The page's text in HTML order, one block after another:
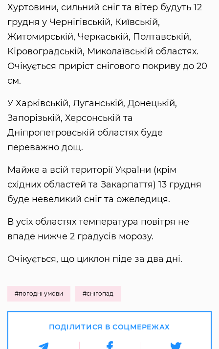
Хуртовини, сильний сніг та вітер будуть 12
грудня у Чернігівській, Київській,
Житомирській, Черкаській, Полтавській,
Кіровоградській, Миколаївській областях.
Очікується приріст снігового покриву до 20
см.
У Харківській, Луганській, Донецькій,
Запорізькій, Херсонській та
Дніпропетровській областях буде
переважно дощ.
Майже а всій території України (крім
східних областей та Закарпаття) 13 грудня
буде невеликий сніг та ожеледиця.
В усіх областях температура повітря не
впаде нижче 2 градусів морозу.
Очікується, що циклон піде за два дні.
#погодні умови #снігопад
ПОДІЛИТИСЯ В СОЦМЕРЕЖАХ